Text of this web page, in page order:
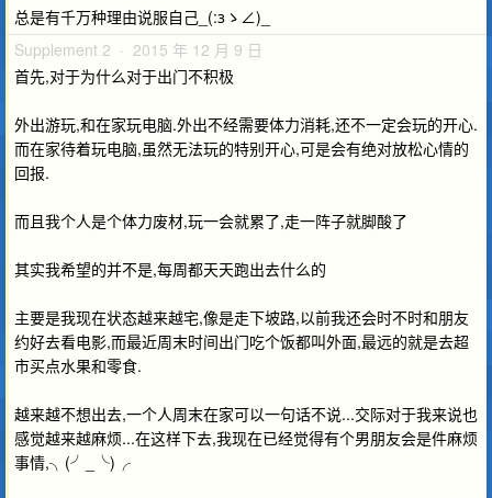
总是有千万种理由说服自己_(:зゝ∠)_
Supplement 2 · 2015 年 12 月 9 日
首先,对于为什么对于出门不积极
外出游玩,和在家玩电脑.外出不经需要体力消耗,还不一定会玩的开心.
而在家待着玩电脑,虽然无法玩的特别开心,可是会有绝对放松心情的
回报.
而且我个人是个体力废材,玩一会就累了,走一阵子就脚酸了
其实我希望的并不是,每周都天天跑出去什么的
主要是我现在状态越来越宅,像是走下坡路,以前我还会时不时和朋友
约好去看电影,而最近周末时间出门吃个饭都叫外面,最远的就是去超
市买点水果和零食.
越来越不想出去,一个人周末在家可以一句话不说...交际对于我来说也
感觉越来越麻烦...在这样下去,我现在已经觉得有个男朋友会是件麻烦
事情,╮(╯_╰)╭